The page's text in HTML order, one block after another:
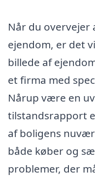
Når du overvejer
ejendom, er det
billede af
et firma med
Nårup være en
tilstandsrapport
af boligens
både køber og
problemer, der